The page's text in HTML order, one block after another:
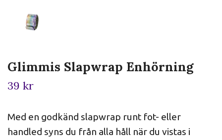
Glimmis Slapwrap Enhörning
39 kr
Med en godkänd slapwrap runt fot- eller
handled syns du från alla håll när du vistas i